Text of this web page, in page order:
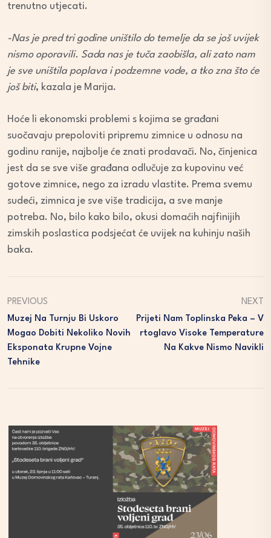
trenutno utjecati.
-Nas je pred tri godine uništilo do temelje da se još uvijek
nismo oporavili. Sada nas je tuča zaobišla, ali zato nam
je sve uništila poplava i podzemne vode, a tko zna što će
još biti, kazala je Marija.
Hoće li ekonomski problemi s kojima se građani
suočavaju prepoloviti pripremu zimnice u odnosu na
godinu ranije, najbolje će znati prodavači. No, činjenica
jest da se sve više građana odlučuje za kupovinu već
gotove zimnice, nego za izradu vlastite. Prema svemu
sudeći, zimnica je sve više tradicija, a sve manje
potreba. No, bilo kako bilo, okusi domaćih najfinijih
zimskih poslastica podsjećat će uvijek na kuhinju naših
baka.
PREVIOUS
Muzej Na Turnju Bi Uskoro
Mogao Dobiti Nekoliko Novih
Eksponata Krupne Vojne
Tehnike
NEXT
Prijeti Nam Toplinska Peka – V
Rtoglavo Visoke Temperature
Na Kakve Nismo Navikli